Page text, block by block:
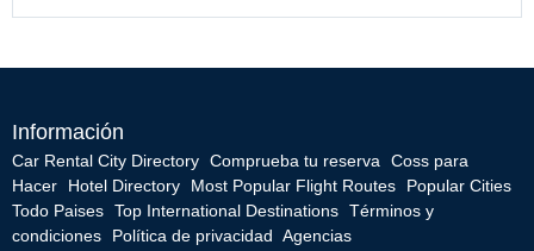
Información
Car Rental City Directory Comprueba tu reserva
Coss para
Hacer
Hotel Directory Most Popular Flight Routes
Popular Cities
Todo Paises Top International Destinations Términos y
condiciones
Política de privacidad Agencias